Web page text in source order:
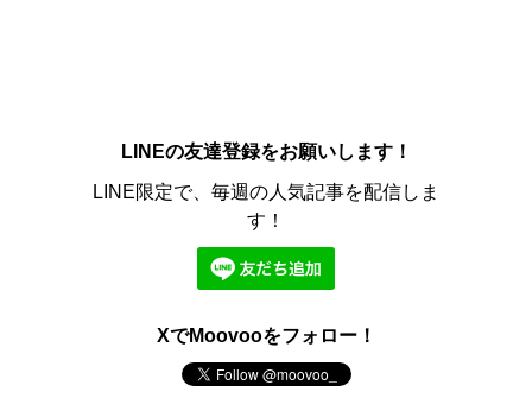
LINEの友達登録をお願いします！
LINE限定で、毎週の人気記事を配信しま
す！
XでMoovooをフォロー！